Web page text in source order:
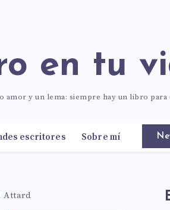
en tu
amor y un lema: siempre hay un libro para
escritores Sobre mí
Attard